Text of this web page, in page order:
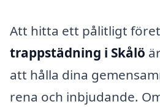
Att hitta ett pålitligt
trappstädning i Skålö
att hålla dina
rena och inbjudande.